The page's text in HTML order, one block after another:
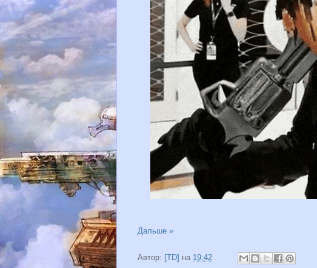
Дальше »
Автор: [TD] на 19:42